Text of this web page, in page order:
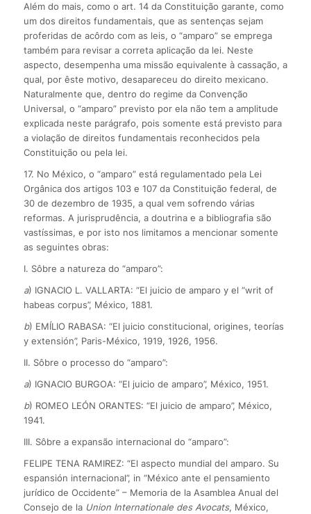
Além do mais, como o art. 14 da Constituição garante, como
um dos direitos fundamentais, que as sentenças sejam
proferidas de acôrdo com as leis, o “amparo” se emprega
também para revisar a correta aplicação da lei. Neste
aspecto, desempenha uma missão equivalente à cassação, a
qual, por êste motivo, desapareceu do direito mexicano.
Naturalmente que, dentro do regime da Convenção
Universal, o “amparo” previsto por ela não tem a amplitude
explicada neste parágrafo, pois somente está previsto para
a violação de direitos fundamentais reconhecidos pela
Constituição ou pela lei.
17. No México, o “amparo” está regulamentado pela Lei
Orgânica dos artigos 103 e 107 da Constituição federal, de
30 de dezembro de 1935, a qual vem sofrendo várias
reformas. A jurisprudência, a doutrina e a bibliografia são
vastíssimas, e por isto nos limitamos a mencionar somente
as seguintes obras:
I. Sôbre a natureza do “amparo”:
a) IGNACIO L. VALLARTA: “El juicio de amparo y el “writ of
habeas corpus”, México, 1881.
b) EMÍLIO RABASA: “El juicio constitucional, origines, teorías
y extensión”, Paris-México, 1919, 1926, 1956.
II. Sôbre o processo do “amparo”:
a) IGNACIO BURGOA: “El juicio de amparo”, México, 1951.
b) ROMEO LEÓN ORANTES: “El juicio de amparo”, México,
1941.
III. Sôbre a expansão internacional do “amparo”:
FELIPE TENA RAMIREZ: “El aspecto mundial del amparo. Su
espansión internacional”, in “México ante el pensamiento
jurídico de Occidente” – Memoria de la Asamblea Anual del
Consejo de la Union Internationale des Avocats, México,